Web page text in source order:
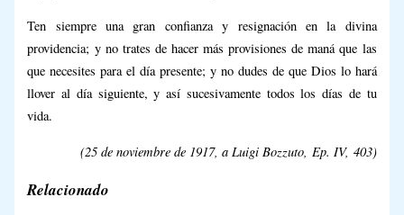
Ten siempre una gran confianza y resignación en la divina
providencia; y no trates de hacer más provisiones de maná que las
que necesites para el día presente; y no dudes de que Dios lo hará
llover al día siguiente, y así sucesivamente todos los días de tu
vida.
(25 de noviembre de 1917, a Luigi Bozzuto, Ep. IV, 403)
Relacionado